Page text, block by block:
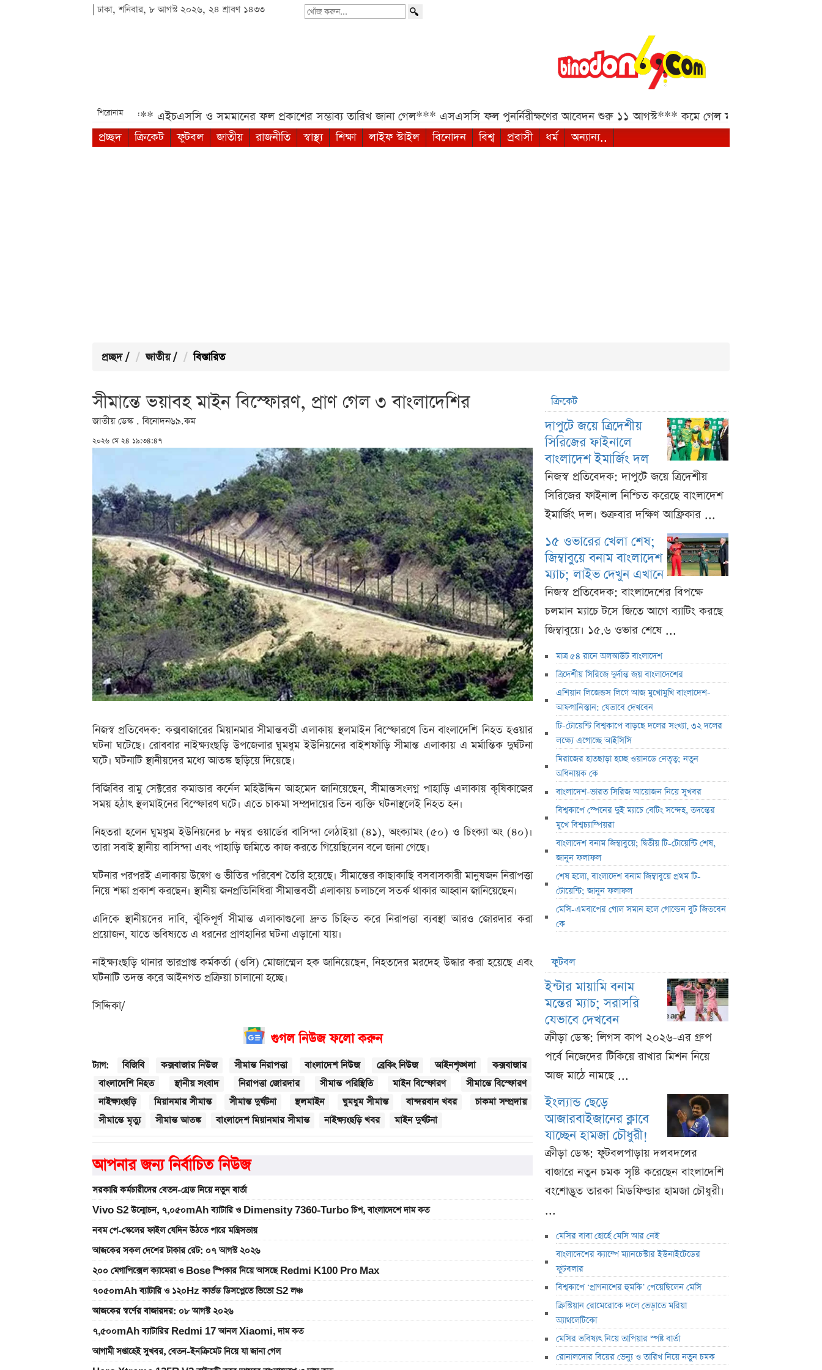
| ঢাকা, শনিবার, ৮ আগস্ট ২০২৬, ২৪ শ্রাবণ ১৪৩৩
খোঁজ
শিরোনাম
ও স্পেসিফিকেশন*** এইচএসসি ও সমমানের ফল প্রকাশের সম্ভাব্য তারিখ জানা গেল*** এসএসসি ফল পুনর্নিরীক্ষণের আবেদন শুরু ১১ আগস্ট*** কমে গেল মালয়েশিয়ান রিংগিতের বিনিময়
প্রচ্ছদ
ক্রিকেট ফুটবল জাতীয় রাজনীতি স্বাস্থ্য শিক্ষা লাইফ স্টাইল বিনোদন বিশ্ব প্রবাসী ধর্ম অন্যান্য..
প্রচ্ছদ / জাতীয় / বিস্তারিত
সীমান্তে ভয়াবহ মাইন বিস্ফোরণ, প্রাণ গেল ৩ বাংলাদেশির
জাতীয় ডেস্ক . বিনোদন৬৯.কম
২০২৬ মে ২৪ ১৯:৩৪:৪৭
নিজস্ব প্রতিবেদক: কক্সবাজারের মিয়ানমার সীমান্তবর্তী এলাকায় স্থলমাইন বিস্ফোরণে তিন বাংলাদেশি নিহত হওয়ার
ঘটনা ঘটেছে। রোববার নাইক্ষ্যংছড়ি উপজেলার ঘুমধুম ইউনিয়নের বাইশফাঁড়ি সীমান্ত এলাকায় এ মর্মান্তিক দুর্ঘটনা
ঘটে। ঘটনাটি স্থানীয়দের মধ্যে আতঙ্ক ছড়িয়ে দিয়েছে।
বিজিবির রামু সেক্টরের কমান্ডার কর্নেল মহিউদ্দিন আহমেদ জানিয়েছেন, সীমান্তসংলগ্ন পাহাড়ি এলাকায় কৃষিকাজের
সময় হঠাৎ স্থলমাইনের বিস্ফোরণ ঘটে। এতে চাকমা সম্প্রদায়ের তিন ব্যক্তি ঘটনাস্থলেই নিহত হন।
নিহতরা হলেন ঘুমধুম ইউনিয়নের ৮ নম্বর ওয়ার্ডের বাসিন্দা লেঠাইয়া (৪১), অংক্যামং (৫০) ও চিংক্যা অং (৪০)।
তারা সবাই স্থানীয় বাসিন্দা এবং পাহাড়ি জমিতে কাজ করতে গিয়েছিলেন বলে জানা গেছে।
ঘটনার পরপরই এলাকায় উদ্বেগ ও ভীতির পরিবেশ তৈরি হয়েছে। সীমান্তের কাছাকাছি বসবাসকারী মানুষজন নিরাপত্তা
নিয়ে শঙ্কা প্রকাশ করছেন। স্থানীয় জনপ্রতিনিধিরা সীমান্তবর্তী এলাকায় চলাচলে সতর্ক থাকার আহ্বান জানিয়েছেন।
এদিকে স্থানীয়দের দাবি, ঝুঁকিপূর্ণ সীমান্ত এলাকাগুলো দ্রুত চিহ্নিত করে নিরাপত্তা ব্যবস্থা আরও জোরদার করা
প্রয়োজন, যাতে ভবিষ্যতে এ ধরনের প্রাণহানির ঘটনা এড়ানো যায়।
নাইক্ষ্যংছড়ি থানার ভারপ্রাপ্ত কর্মকর্তা (ওসি) মোজাম্মেল হক জানিয়েছেন, নিহতদের মরদেহ উদ্ধার করা হয়েছে এবং
ঘটনাটি তদন্ত করে আইনগত প্রক্রিয়া চালানো হচ্ছে।
সিদ্দিকা/
গুগল নিউজ ফলো করুন
ট্যাগ: বিজিবি কক্সবাজার নিউজ সীমান্ত নিরাপত্তা বাংলাদেশ নিউজ ব্রেকিং নিউজ আইনশৃঙ্খলা
কক্সবাজার
বাংলাদেশি নিহত
স্থানীয় সংবাদ নিরাপত্তা জোরদার সীমান্ত পরিস্থিতি মাইন বিস্ফোরণ
সীমান্তে বিস্ফোরণ
নাইক্ষ্যংছড়ি
মিয়ানমার সীমান্ত সীমান্ত দুর্ঘটনা স্থলমাইন ঘুমধুম সীমান্ত বান্দরবান খবর
চাকমা সম্প্রদায়
সীমান্তে মৃত্যু
সীমান্ত আতঙ্ক বাংলাদেশ মিয়ানমার সীমান্ত নাইক্ষ্যংছড়ি খবর মাইন দুর্ঘটনা
আপনার জন্য নির্বাচিত নিউজ
সরকারি কর্মচারীদের বেতন-গ্রেড নিয়ে নতুন বার্তা
Vivo S2 উন্মোচন, ৭,০৫০mAh ব্যাটারি ও Dimensity 7360-Turbo চিপ, বাংলাদেশে দাম কত
নবম পে-স্কেলের ফাইল যেদিন উঠতে পারে মন্ত্রিসভায়
আজকের সকল দেশের টাকার রেট: ০৭ আগস্ট ২০২৬
২০০ মেগাপিক্সেল ক্যামেরা ও Bose স্পিকার নিয়ে আসছে Redmi K100 Pro Max
৭০৫০mAh ব্যাটারি ও ১২০Hz কার্ভড ডিসপ্লেতে ভিভো S2 লঞ্চ
আজকের স্বর্ণের বাজারদর: ০৮ আগস্ট ২০২৬
৭,৫০০mAh ব্যাটারির Redmi 17 আনল Xiaomi, দাম কত
আগামী সপ্তাহেই সুখবর, বেতন-ইনক্রিমেট নিয়ে যা জানা গেল
ক্রিকেট
দাপুটে জয়ে ত্রিদেশীয়
সিরিজের ফাইনালে
বাংলাদেশ ইমার্জিং দল
নিজস্ব প্রতিবেদক: দাপুটে জয়ে ত্রিদেশীয়
সিরিজের ফাইনাল নিশ্চিত করেছে বাংলাদেশ
ইমার্জিং দল। শুক্রবার দক্ষিণ আফ্রিকার ...
১৫ ওভারের খেলা শেষ;
জিম্বাবুয়ে বনাম বাংলাদেশ
ম্যাচ; লাইভ দেখুন এখানে
নিজস্ব প্রতিবেদক: বাংলাদেশের বিপক্ষে
চলমান ম্যাচে টসে জিতে আগে ব্যাটিং করছে
জিম্বাবুয়ে। ১৫.৬ ওভার শেষে ...
মাত্র ৫৪ রানে অলআউট বাংলাদেশ
ত্রিদেশীয় সিরিজে দুর্দান্ত জয় বাংলাদেশের
এশিয়ান লিজেন্ডস লিগে আজ মুখোমুখি বাংলাদেশ-
আফগানিস্তান: যেভাবে দেখবেন
টি-টোয়েন্টি বিশ্বকাপে বাড়ছে দলের সংখ্যা, ৩২ দলের
লক্ষ্যে এগোচ্ছে আইসিসি
মিরাজের হাতছাড়া হচ্ছে ওয়ানডে নেতৃত্ব; নতুন
অধিনায়ক কে
বাংলাদেশ-ভারত সিরিজ আয়োজন নিয়ে সুখবর
বিশ্বকাপে স্পেনের দুই ম্যাচে বেটিং সন্দেহ, তদন্তের
মুখে বিশ্বচ্যাম্পিয়রা
বাংলাদেশ বনাম জিম্বাবুয়ে; দ্বিতীয় টি-টোয়েন্টি শেষ,
জানুন ফলাফল
শেষ হলো, বাংলাদেশ বনাম জিম্বাবুয়ে প্রথম টি-
টোয়েন্টি; জানুন ফলাফল
মেসি-এমবাপের গোল সমান হলে গোল্ডেন বুট জিতবেন
কে
ফুটবল
ইন্টার মায়ামি বনাম
মন্তের ম্যাচ; সরাসরি
যেভাবে দেখবেন
ক্রীড়া ডেস্ক: লিগস কাপ ২০২৬-এর গ্রুপ
পর্বে নিজেদের টিকিয়ে রাখার মিশন নিয়ে
আজ মাঠে নামছে ...
ইংল্যান্ড ছেড়ে
আজারবাইজানের ক্লাবে
যাচ্ছেন হামজা চৌধুরী!
ক্রীড়া ডেস্ক: ফুটবলপাড়ায় দলবদলের
বাজারে নতুন চমক সৃষ্টি করেছেন বাংলাদেশি
বংশোদ্ভূত তারকা মিডফিল্ডার হামজা চৌধুরী।
...
মেসির বাবা হোর্হে মেসি আর নেই
বাংলাদেশের ক্যাম্পে ম্যানচেস্টার ইউনাইটেডের
ফুটবলার
বিশ্বকাপে ‘প্রাণনাশের হুমকি’ পেয়েছিলেন মেসি
ক্রিস্টিয়ান রোমেরোকে দলে ভেড়াতে মরিয়া
অ্যাথলেটিকো
মেসির ভবিষ্যৎ নিয়ে তাপিয়ার স্পষ্ট বার্তা
রোনালদোর বিয়ের ভেন্যু ও তারিখ নিয়ে নতুন চমক